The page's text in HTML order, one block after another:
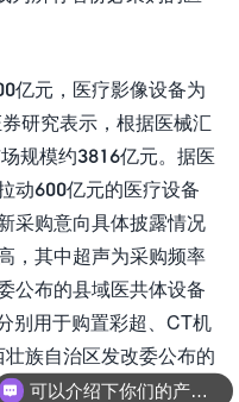
亿元，医疗影像设备为
研究表示，根据医械汇
规模约3816亿元。据医
动600亿元的医疗设备
采购意向具体披露情况
，其中超声为采购频率
公布的县域医共体设备
别用于购置彩超、CT机
族自治区发改委公布的
元，B超、DR机及CT机
可以介绍下你们的产品么